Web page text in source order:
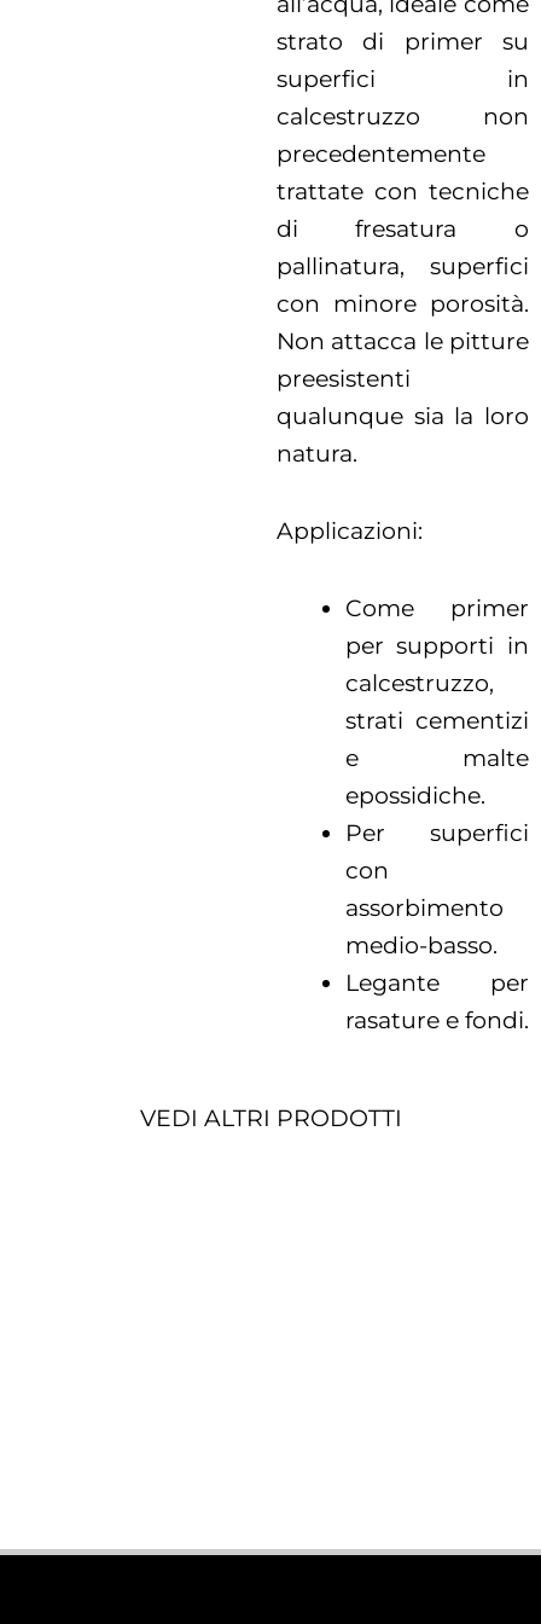
strato di primer su
superfici in
calcestruzzo non
precedentemente
trattate con tecniche
di fresatura o
pallinatura, superfici
con minore porosità.
Non attacca le pitture
preesistenti
qualunque sia la loro
natura.
Applicazioni:
Come primer
per supporti in
calcestruzzo,
strati cementizi
e malte
epossidiche.
Per superfici
con
assorbimento
medio-basso.
Legante per
rasature e fondi.
VEDI ALTRI PRODOTTI